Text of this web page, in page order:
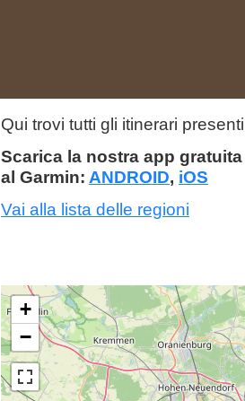
Qui trovi tutti gli itinerari
Scarica la nostra app
al Garmin: ANDROID, iOS
Vai alla lista delle regioni
+
−